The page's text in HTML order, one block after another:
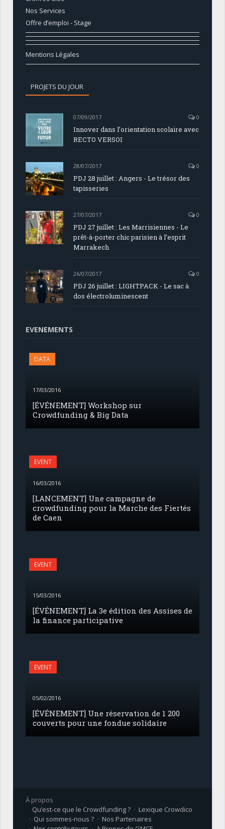
Nos Services
Offre d’emploi - Stage
Mentions Légales
PROJETS DU JOUR
07/09/2017 0
Innover dans l’orientation scolaire avec
RECTO VERSOI
28/07/2017 0
PDJ 28 juillet : Angers - Le trésor des
tapisseries
27/07/2017 0
PDJ 27 juillet : Les Marrisiennes - Le
prêt-à-porter chic parisien à l’esprit
Marrakech
26/07/2017 0
PDJ 26 juillet : LIGHTPACK - Le sac à
dos électroluminescent
EVENEMENTS
DATA
17/03/2016
[ÉVÉNEMENT] Workshop sur
Crowdfunding & Big Data
EVENT
16/03/2016
[LANCEMENT] Une campagne de
crowdfunding pour la Marche des Fiertés
de Caen
EVENT
15/03/2016
[ÉVÉNEMENT] La 3e édition des Assises de
la finance participative
EVENT
05/02/2016
[ÉVÉNEMENT] Une réservation de 1 200
couverts pour une fondue solidaire
À propos
Qu’est-ce que le Crowdfunding ?
Lexique Crowdico
Qui sommes-nous ?
Nos Partenaires